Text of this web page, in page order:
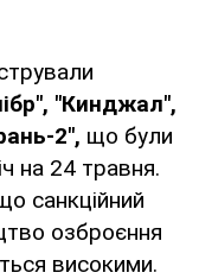
"Кинджал",
2", що були
на 24 травня.
санкційний
озброєння
високими.